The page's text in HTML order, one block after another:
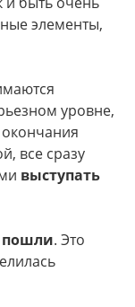
элементы,
уровне,
все сразу
выступать
пошли. Это